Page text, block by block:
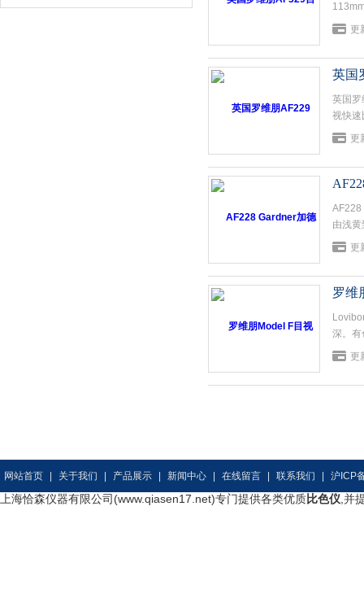
1209,
更
英国
英国罗
视快速
动物油
更
AF228
由浅
定。应
更
罗维
深。有
透明产
更
网站首页 关于我们 产品展示 新闻中心 在线留言 联系我们 沪ICP
上海恰森仪器有限公司(www.qiasen17.net)专门提供各类优质比色仪 ,并